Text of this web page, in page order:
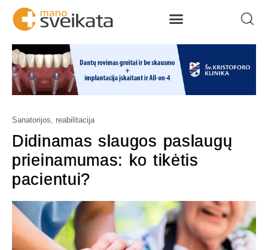
Sanatorijos, reabilitacija
Didinamas slaugos paslaugų
prieinamumas: ko tikėtis
pacientui?